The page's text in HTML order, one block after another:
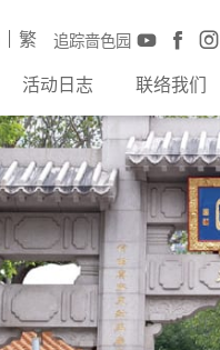
追踪啬色园
繁
活动日志 联络我们